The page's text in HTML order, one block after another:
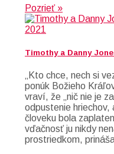
Pozrieť »
Timothy a Danny
„Kto chce, nech si
ponúk Božieho
vraví, že „nič nie je
odpustenie
človeku bola
vďačnosť ju nikdy
prostriedkom,